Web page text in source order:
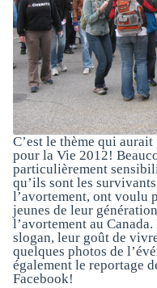
C’est le thème qui
pour la Vie 2012!
particulièrement
qu’ils sont les
l’avortement, ont voulu
jeunes de leur
l’avortement au
slogan, leur goût de
quelques photos de
également le reportage
Facebook!